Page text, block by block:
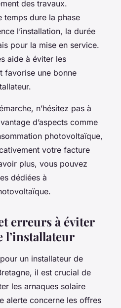
des travaux.
temps dure la phase
l’installation, la durée
pour la mise en service.
aide à éviter les
favorise une bonne
n’hésitez pas à
d’aspects comme
photovoltaïque,
votre facture
plus, vous pouvez
dédiées à
erreurs à éviter
l’installateur
pour un installateur de
il est crucial de
les arnaques solaire
alerte concerne les offres